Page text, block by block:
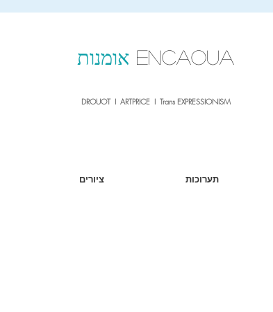
אומנות ENCAOUA
DROUOT I ARTPRICE I Trans EXPRESSIONISM
ציורים תערוכות